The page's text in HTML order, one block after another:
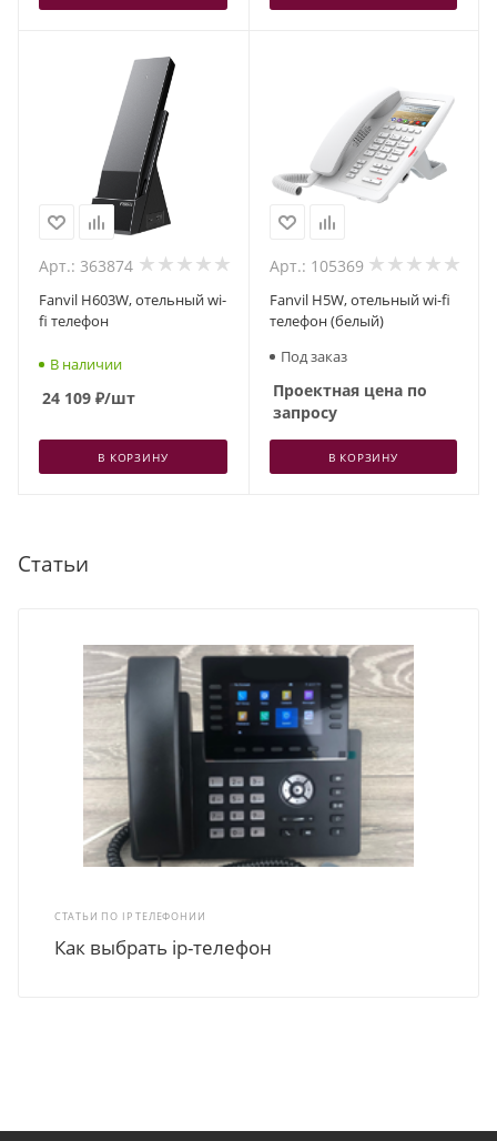
Арт.: 363874
Fanvil H603W, отельный wi-
fi телефон
В наличии
24 109 ₽/шт
В КОРЗИНУ
Арт.: 105369
Fanvil H5W, отельный wi-fi
телефон (белый)
Под заказ
Проектная цена по
запросу
В КОРЗИНУ
Статьи
СТАТЬИ ПО IP ТЕЛЕФОНИИ
Как выбрать ip-телефон